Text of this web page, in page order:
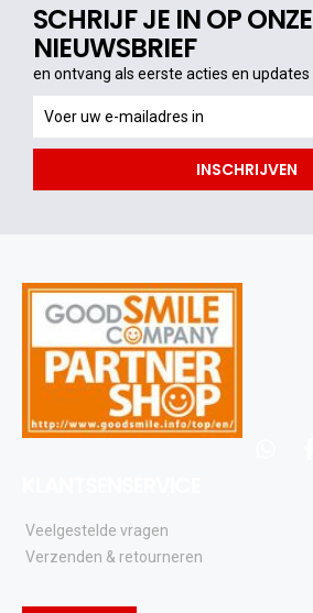
SCHRIJF JE IN OP ONZE
NIEUWSBRIEF
en ontvang als eerste acties en updates
ontvang
als
acties
INSCHRIJVEN
Veelgestelde vragen
Verzenden & retourneren